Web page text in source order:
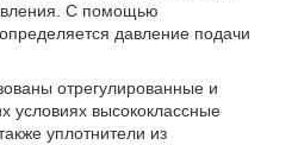
С помощью
давление подачи
отрегулированные и
условиях высококлассные
уплотнители из